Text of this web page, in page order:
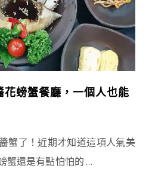
螃蟹餐廳，一個人也能
蟹了！近期才知道這項人氣美
蟹還是有點怕怕的 …